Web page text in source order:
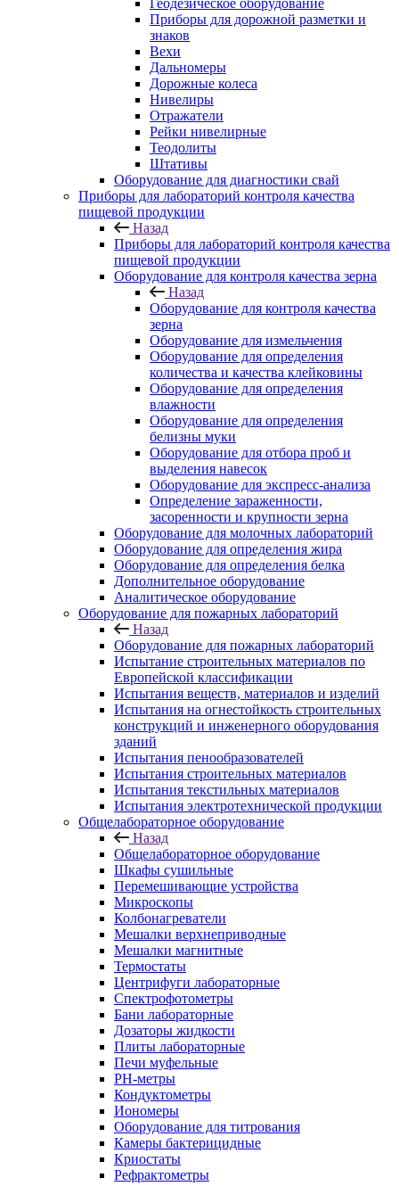
Геодезическое оборудование
Приборы для дорожной разметки и
знаков
Вехи
Дальномеры
Дорожные колеса
Нивелиры
Отражатели
Рейки нивелирные
Теодолиты
Штативы
Оборудование для диагностики свай
Приборы для лабораторий контроля качества
пищевой продукции
Назад
Приборы для лабораторий контроля качества
пищевой продукции
Оборудование для контроля качества зерна
Назад
Оборудование для контроля качества
зерна
Оборудование для измельчения
Оборудование для определения
количества и качества клейковины
Оборудование для определения
влажности
Оборудование для определения
белизны муки
Оборудование для отбора проб и
выделения навесок
Оборудование для экспресс-анализа
Определение зараженности,
засоренности и крупности зерна
Оборудование для молочных лабораторий
Оборудование для определения жира
Оборудование для определения белка
Дополнительное оборудование
Аналитическое оборудование
Оборудование для пожарных лабораторий
Назад
Оборудование для пожарных лабораторий
Испытание строительных материалов по
Европейской классификации
Испытания веществ, материалов и изделий
Испытания на огнестойкость строительных
конструкций и инженерного оборудования
зданий
Испытания пенообразователей
Испытания строительных материалов
Испытания текстильных материалов
Испытания электротехнической продукции
Общелабораторное оборудование
Назад
Общелабораторное оборудование
Шкафы сушильные
Перемешивающие устройства
Микроскопы
Колбонагреватели
Мешалки верхнеприводные
Мешалки магнитные
Термостаты
Центрифуги лабораторные
Спектрофотометры
Бани лабораторные
Дозаторы жидкости
Плиты лабораторные
Печи муфельные
РН-метры
Кондуктометры
Иономеры
Оборудование для титрования
Камеры бактерицидные
Криостаты
Рефрактометры